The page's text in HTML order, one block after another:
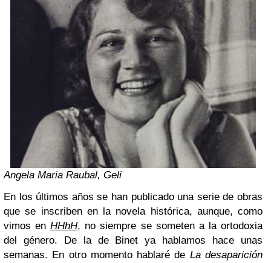
Angela Maria Raubal, Geli
En los últimos años se han publicado una serie de obras
que se inscriben en la novela histórica, aunque, como
vimos enHHhH, no siempre se someten a la ortodoxia
del género. De la de Binet ya hablamos hace unas
semanas. En otro momento hablaré de La desaparición